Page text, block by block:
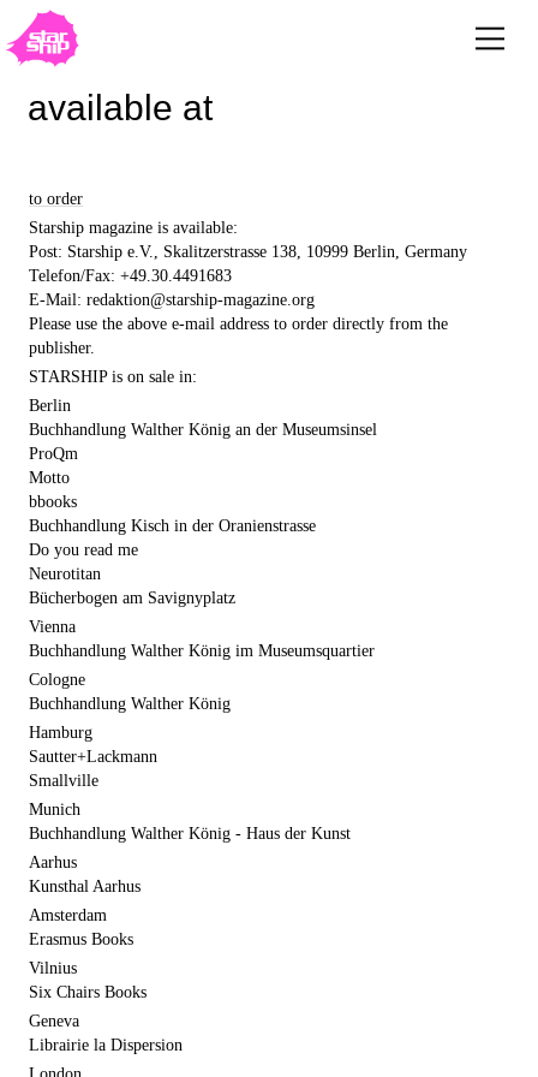
available at
to order
Starship magazine is available:
Post: Starship e.V., Skalitzerstrasse 138, 10999 Berlin, Germany
Telefon/Fax: +49.30.4491683
E-Mail: redaktion@starship-magazine.org
Please use the above e-mail address to order directly from the
publisher.
STARSHIP is on sale in:
Berlin
Buchhandlung Walther König an der Museumsinsel
ProQm
Motto
bbooks
Buchhandlung Kisch in der Oranienstrasse
Do you read me
Neurotitan
Bücherbogen am Savignyplatz
Vienna
Buchhandlung Walther König im Museumsquartier
Cologne
Buchhandlung Walther König
Hamburg
Sautter+Lackmann
Smallville
Munich
Buchhandlung Walther König - Haus der Kunst
Aarhus
Kunsthal Aarhus
Amsterdam
Erasmus Books
Vilnius
Six Chairs Books
Geneva
Librairie la Dispersion